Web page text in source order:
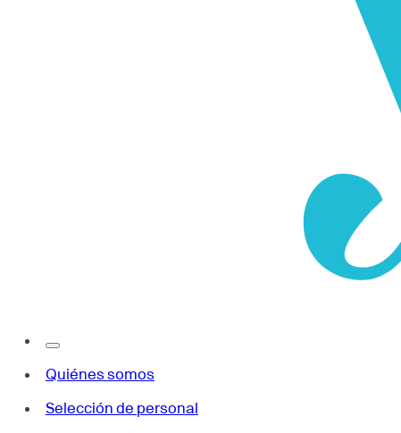
Quiénes somos
Selección de personal